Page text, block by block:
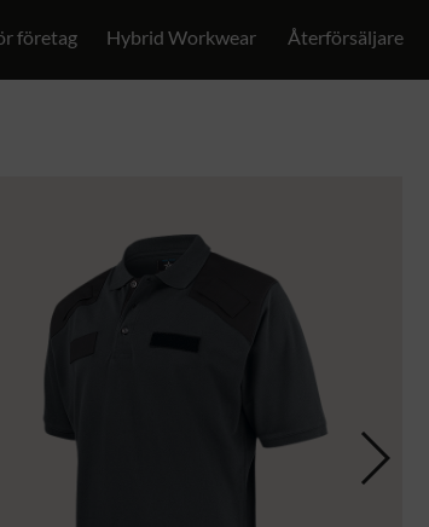
företag Hybrid Workwear Återförsäljare